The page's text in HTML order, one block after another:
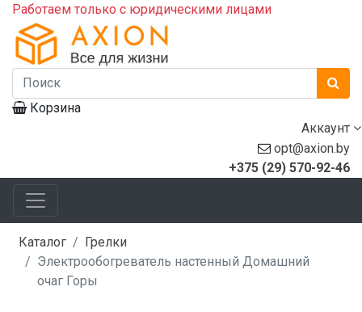
Работаем только с юридическими лицами
Корзина
Аккаунт
opt@axion.by
+375 (29) 570-92-46
Каталог
Грелки
Электрообогреватель настенный Домашний
очаг Горы